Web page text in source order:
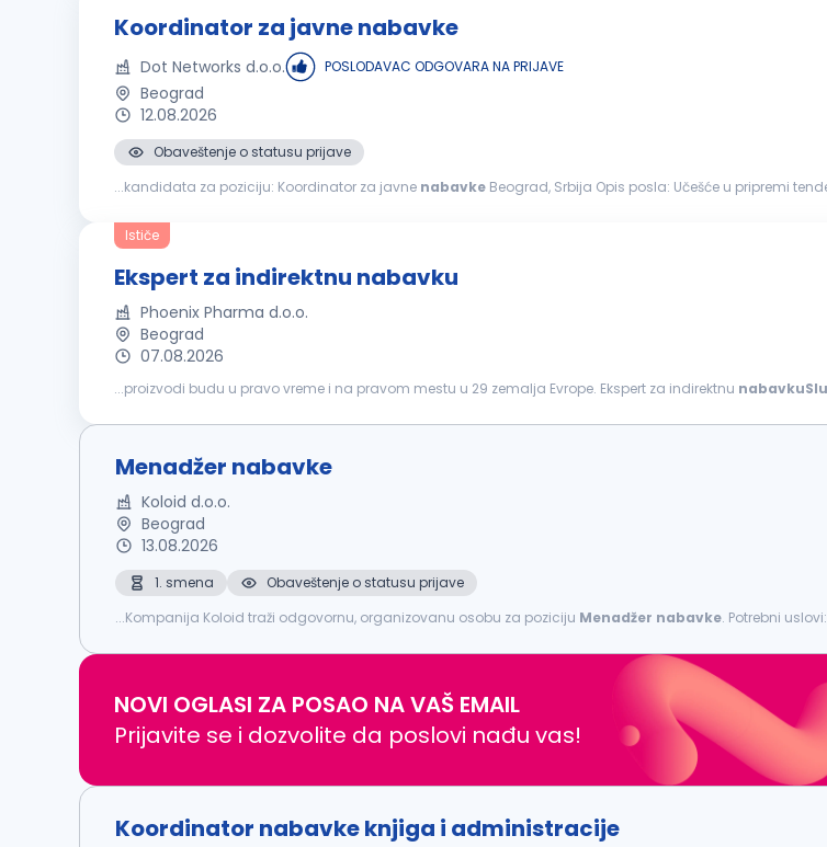
Koordinator za javne nabavke
Dot Networks d.o.o. POSLODAVAC ODGOVARA NA PRIJAVE
Beograd
12.08.2026
Obaveštenje o statusu prijave
...kandidata za poziciju: Koordinator za javne nabavke
Beograd, Srbija Opis posla:
Ističe
Ekspert za indirektnu nabavku
Phoenix Pharma d.o.o.
Beograd
07.08.2026
...proizvodi budu u pravo vreme i na pravom mestu u 29 zemalja Evrope. Ekspert za indirektnu
Menadžer nabavke
Koloid d.o.o.
Beograd
13.08.2026
1. smena
Obaveštenje o statusu prijave
...Kompanija Koloid traži odgovornu, organizovanu osobu za poziciju Menadžer nabavke. Potrebni
NOVI OGLASI ZA POSAO NA VAŠ EMAIL
Prijavite se i dozvolite da poslovi nađu vas!
Koordinator nabavke knjiga i administracije